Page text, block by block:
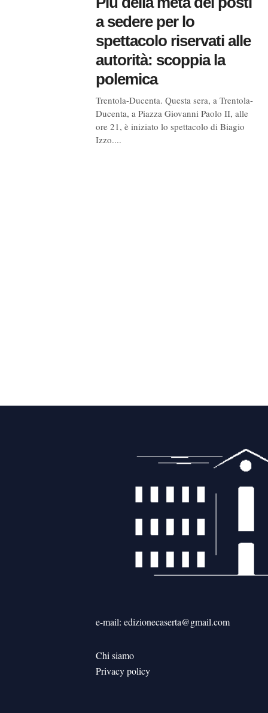
a sedere per lo
spettacolo riservati alle
autorità: scoppia la
polemica
Trentola-Ducenta. Questa sera, a Trentola-
Ducenta, a Piazza Giovanni Paolo II, alle
ore 21, è iniziato lo spettacolo di Biagio
Izzo....
e-mail: edizionecaserta@gmail.com
Chi siamo
Privacy policy